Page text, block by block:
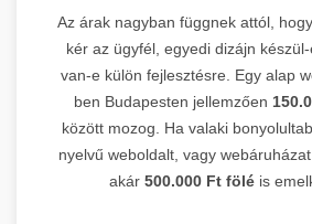
Az árak nagyban függnek attól,
kér az ügyfél, egyedi dizájn
van-e külön fejlesztésre. Egy alap
ben Budapesten jellemzően
között mozog. Ha valaki
nyelvű weboldalt, vagy
akár 500.000 Ft föléis